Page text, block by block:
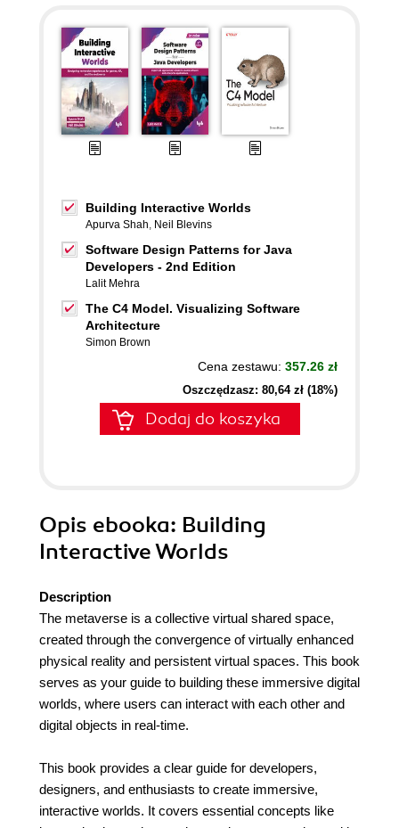
Building Interactive Worlds
Apurva Shah, Neil Blevins
Software Design Patterns for Java
Developers - 2nd Edition
Lalit Mehra
The C4 Model. Visualizing Software
Architecture
Simon Brown
Cena zestawu: 357.26 zł
Oszczędzasz: 80,64 zł (18%)
Dodaj do koszyka
Opis ebooka: Building
Interactive Worlds
Description
The metaverse is a collective virtual shared space,
created through the convergence of virtually enhanced
physical reality and persistent virtual spaces. This book
serves as your guide to building these immersive digital
worlds, where users can interact with each other and
digital objects in real-time.
This book provides a clear guide for developers,
designers, and enthusiasts to create immersive,
interactive worlds. It covers essential concepts like